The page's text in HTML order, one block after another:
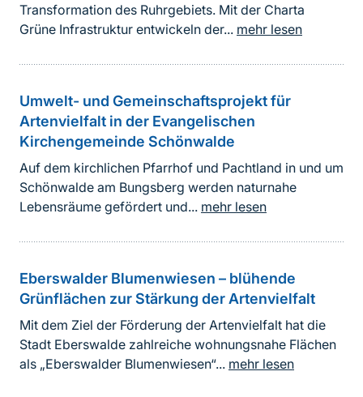
Transformation des Ruhrgebiets. Mit der Charta
Grüne Infrastruktur entwickeln der... mehr lesen
Umwelt- und Gemeinschaftsprojekt für
Artenvielfalt in der Evangelischen
Kirchengemeinde Schönwalde
Auf dem kirchlichen Pfarrhof und Pachtland in und um
Schönwalde am Bungsberg werden naturnahe
Lebensräume gefördert und... mehr lesen
Eberswalder Blumenwiesen – blühende
Grünflächen zur Stärkung der Artenvielfalt
Mit dem Ziel der Förderung der Artenvielfalt hat die
Stadt Eberswalde zahlreiche wohnungsnahe Flächen
als „Eberswalder Blumenwiesen“... mehr lesen